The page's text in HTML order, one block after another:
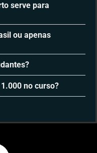
serve para
ou apenas
no curso?